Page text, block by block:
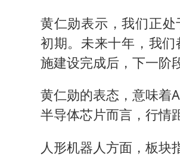
黄仁勋表示，我们正
初期。未来十年，我
施建设完成后，下一阶
黄仁勋的表态，意味着
半导体芯片而言，行情
人形机器人方面，板块